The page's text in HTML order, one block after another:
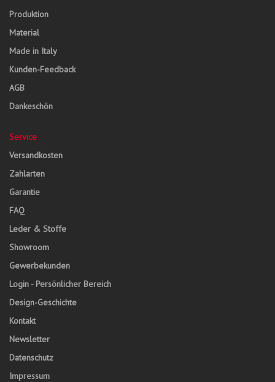
Produktion
Material
Made in Italy
Kunden-Feedback
AGB
Dankeschön
Service
Versandkosten
Zahlarten
Garantie
FAQ
Leder & Stoffe
Showroom
Gewerbekunden
Login - Persönlicher Bereich
Design-Geschichte
Kontakt
Newsletter
Datenschutz
Impressum